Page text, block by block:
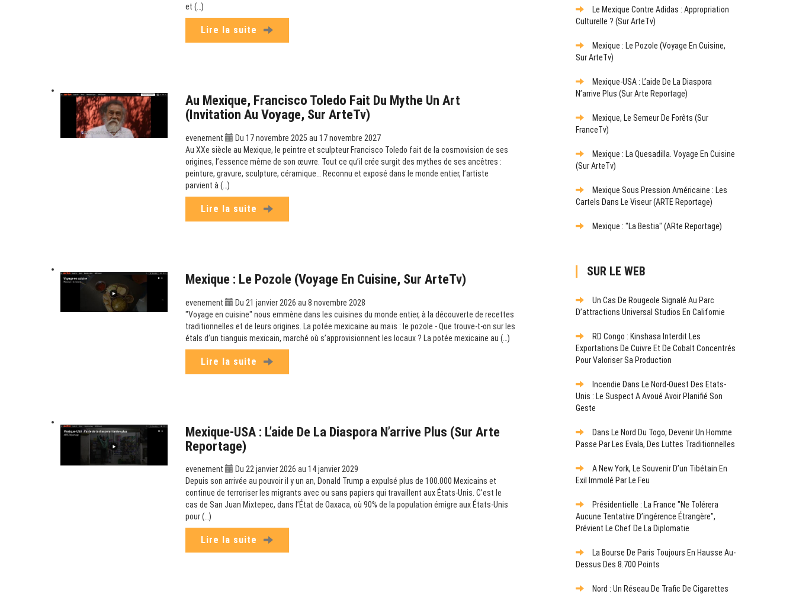
et (…)
Lire la suite
Au Mexique, Francisco Toledo Fait Du Mythe Un Art
(Invitation Au Voyage, Sur ArteTv)
evenement
Du 17 novembre 2025 au 17 novembre 2027
Au XXe siècle au Mexique, le peintre et sculpteur Francisco Toledo fait de la cosmovision de ses
origines, l’essence même de son œuvre. Tout ce qu’il crée surgit des mythes de ses ancêtres :
peinture, gravure, sculpture, céramique… Reconnu et exposé dans le monde entier, l’artiste
parvient à (…)
Lire la suite
Mexique : Le Pozole (Voyage En Cuisine, Sur ArteTv)
evenement
Du 21 janvier 2026 au 8 novembre 2028
"Voyage en cuisine" nous emmène dans les cuisines du monde entier, à la découverte de recettes
traditionnelles et de leurs origines. La potée mexicaine au maïs : le pozole - Que trouve-t-on sur les
étals d’un tianguis mexicain, marché où s’approvisionnent les locaux ? La potée mexicaine au (…)
Lire la suite
Mexique-USA : L’aide De La Diaspora N’arrive Plus (sur Arte
Reportage)
evenement
Du 22 janvier 2026 au 14 janvier 2029
Depuis son arrivée au pouvoir il y un an, Donald Trump a expulsé plus de 100.000 Mexicains et
continue de terroriser les migrants avec ou sans papiers qui travaillent aux États-Unis. C’est le
cas de San Juan Mixtepec, dans l’État de Oaxaca, où 90% de la population émigre aux États-Unis
pour (…)
Lire la suite
Le Mexique Contre Adidas : Appropriation
Culturelle ? (sur ArteTv)
Mexique : Le Pozole (Voyage En Cuisine,
Sur ArteTv)
Mexique-USA : L’aide De La Diaspora
N’arrive Plus (sur Arte Reportage)
Mexique, Le Semeur De Forêts (sur
FranceTv)
Mexique : La Quesadilla. Voyage En Cuisine
(sur ArteTv)
Mexique Sous Pression Américaine : Les
Cartels Dans Le Viseur (ARTE Reportage)
Mexique : "La Bestia" (ARte Reportage)
SUR LE WEB
Un Cas De Rougeole Signalé Au Parc
D’attractions Universal Studios En Californie
RD Congo : Kinshasa Interdit Les
Exportations De Cuivre Et De Cobalt Concentrés
Pour Valoriser Sa Production
Incendie Dans Le Nord-Ouest Des Etats-
Unis : Le Suspect A Avoué Avoir Planifié Son
Geste
Dans Le Nord Du Togo, Devenir Un Homme
Passe Par Les Evala, Des Luttes Traditionnelles
A New York, Le Souvenir D’un Tibétain En
Exil Immolé Par Le Feu
Présidentielle : La France "ne Tolérera
Aucune Tentative D’ingérence Étrangère",
Prévient Le Chef De La Diplomatie
La Bourse De Paris Toujours En Hausse Au-
Dessus Des 8.700 Points
Nord : Un Réseau De Trafic De Cigarettes